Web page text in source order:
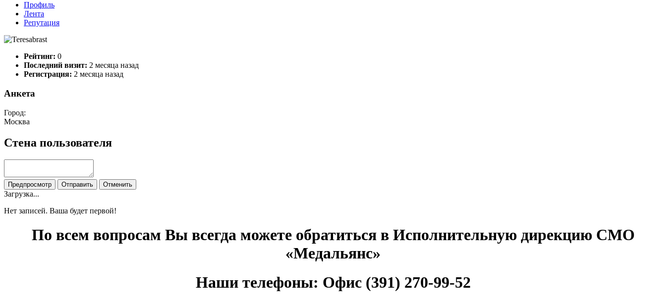
Профиль
Лента
Репутация
Рейтинг: 0
Последний визит: 2 месяца назад
Регистрация: 2 месяца назад
Анкета
Город:
Москва
Стена пользователя
Загрузка...
Нет записей. Ваша будет первой!
По всем вопросам Вы всегда можете обратиться в Исполнительную дирекцию СМО
«Медальянс»
Наши телефоны: Офис (391) 270-99-52